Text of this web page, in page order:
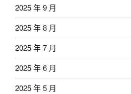
2025 年 9 月
2025 年 8 月
2025 年 7 月
2025 年 6 月
2025 年 5 月